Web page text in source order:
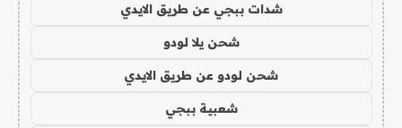
شدات ببجي عن طريق الايدي
شحن يلا لودو
شحن لودو عن طريق الايدي
شعبية ببجي